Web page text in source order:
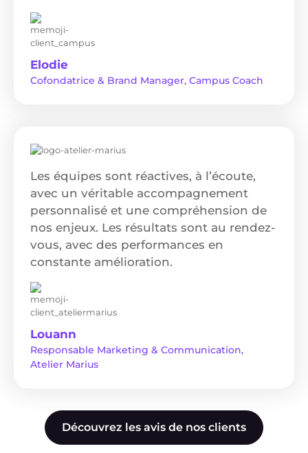
Elodie
Cofondatrice & Brand Manager, Campus Coach
Les équipes sont réactives, à l’écoute,
avec un véritable accompagnement
personnalisé et une compréhension de
nos enjeux. Les résultats sont au rendez-
vous, avec des performances en
constante amélioration.
Louann
Responsable Marketing & Communication,
Atelier Marius
Découvrez les avis de nos clients